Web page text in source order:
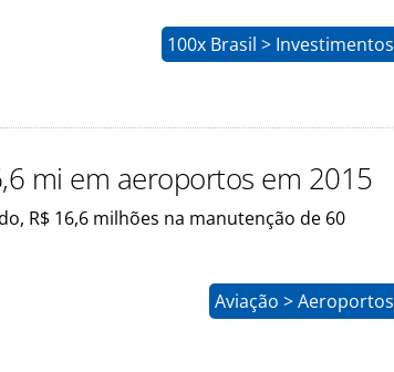
100x Brasil > Investimentos
mi em aeroportos em 2015
R$ 16,6 milhões na manutenção de 60
Aviação > Aeroportos